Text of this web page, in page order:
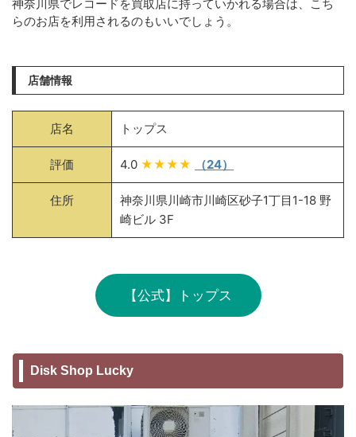
神奈川県でレコードを買取店に持っていかれる場合は、こち
らのお店を利用されるのもいいでしょう。
店舗情報
店名 トップス
評価 4.0 ★★★★ （24）
住所
神奈川県川崎市川崎区砂子1丁目1-18 野
崎ビル 3F
【公式】トップス
Disk Shop Lucky